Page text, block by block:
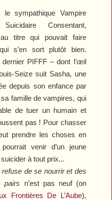
le sympathique Vampire
Consentant,
au titre qui pouvait faire
s’en sort plutôt bien.
PIFFF – dont l’œil
Seize suit Sasha, une
depuis son enfance par
famille de vampires, qui
de tuer un humain et
pas ! Pour chasser
prendre les choses en
venir d’un jeune
à tout prix...
refuse de se nourrir et des
pairs n’est pas neuf (on
Frontières De L’Aube),